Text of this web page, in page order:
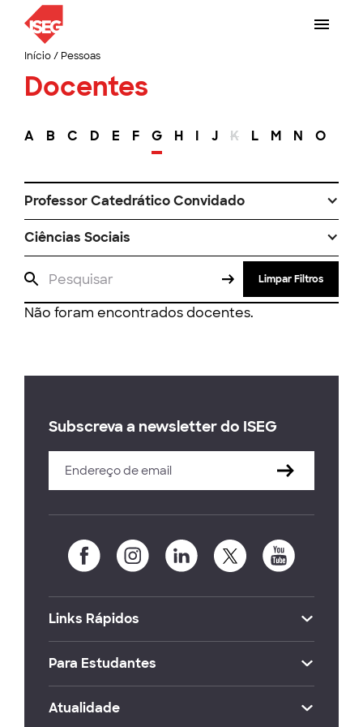
Início/ Pessoas
Docentes
A B C D E F G H I J K L M N O
Professor Catedrático Convidado
Ciências Sociais
Limpar Filtros
Não foram encontrados docentes.
Subscreva a newsletter do ISEG
Links Rápidos
Para Estudantes
Atualidade